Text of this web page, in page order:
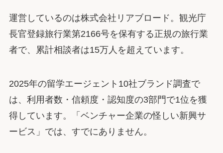
運営しているのは株式会社リアブロード。観光庁
長官登録旅行業第2166号を保有する正規の旅行業
者で、累計相談者は15万人を超えています。
2025年の留学エージェント10社ブランド調査で
は、利用者数・信頼度・認知度の3部門で1位を獲
得しています。「ベンチャー企業の怪しい新興サ
ービス」では、すでにありません。